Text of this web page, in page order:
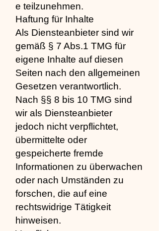
e teilzunehmen.
Haftung für Inhalte
Als Diensteanbieter sind wir
gemäß § 7 Abs.1 TMG für
eigene Inhalte auf diesen
Seiten nach den allgemeinen
Gesetzen verantwortlich.
Nach §§ 8 bis 10 TMG sind
wir als Diensteanbieter
jedoch nicht verpflichtet,
übermittelte oder
gespeicherte fremde
Informationen zu überwachen
oder nach Umständen zu
forschen, die auf eine
rechtswidrige Tätigkeit
hinweisen.